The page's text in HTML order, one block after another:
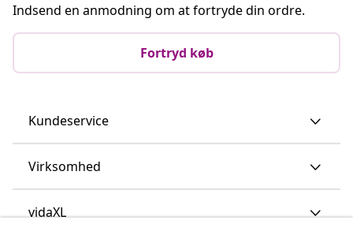
Indsend en anmodning om at fortryde din ordre.
Fortryd køb
Kundeservice
Virksomhed
vidaXL